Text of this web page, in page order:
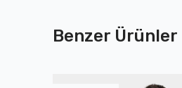
Benzer Ürünler